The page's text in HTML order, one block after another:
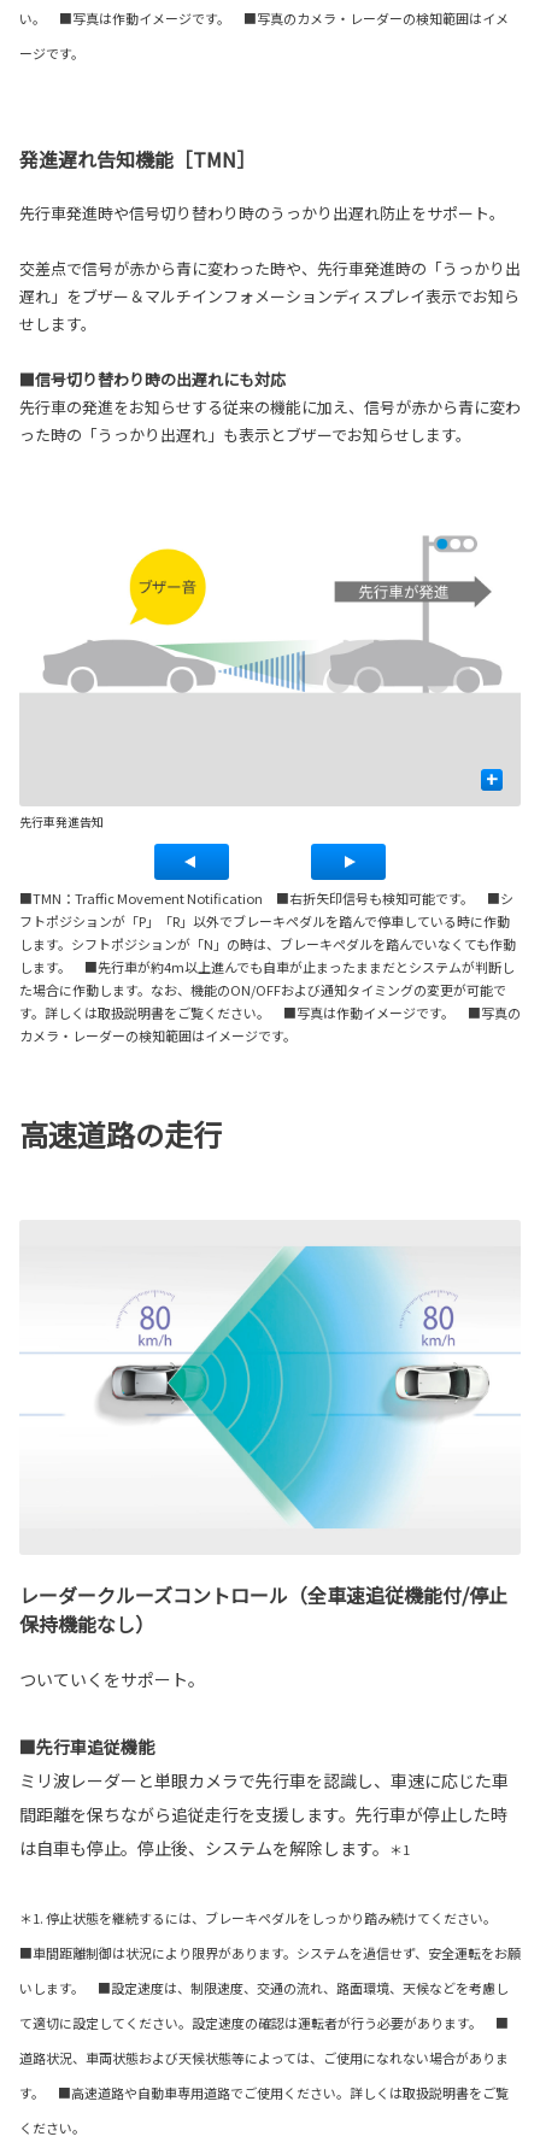
い。 ■写真は作動イメージです。 ■写真のカメラ・レーダーの検知範囲はイメ
ージです。
発進遅れ告知機能［TMN］
先行車発進時や信号切り替わり時のうっかり出遅れ防止をサポート。
交差点で信号が赤から青に変わった時や、先行車発進時の「うっかり出
遅れ」をブザー＆マルチインフォメーションディスプレイ表示でお知ら
せします。
■信号切り替わり時の出遅れにも対応
先行車の発進をお知らせする従来の機能に加え、信号が赤から青に変わ
った時の「うっかり出遅れ」も表示とブザーでお知らせします。
+
先行車発進告知
■TMN：Traffic Movement Notification ■右折矢印信号も検知可能です。 ■シ
フトポジションが「P」「R」以外でブレーキペダルを踏んで停車している時に作動
します。シフトポジションが「N」の時は、ブレーキペダルを踏んでいなくても作動
します。 ■先行車が約4m以上進んでも自車が止まったままだとシステムが判断し
た場合に作動します。なお、機能のON/OFFおよび通知タイミングの変更が可能で
す。詳しくは取扱説明書をご覧ください。 ■写真は作動イメージです。 ■写真の
カメラ・レーダーの検知範囲はイメージです。
高速道路の走行
レーダークルーズコントロール（全車速追従機能付/停止
保持機能なし）
ついていくをサポート。
■先行車追従機能
ミリ波レーダーと単眼カメラで先行車を認識し、車速に応じた車
間距離を保ちながら追従走行を支援します。先行車が停止した時
は自車も停止。停止後、システムを解除します。
＊1
＊1. 停止状態を継続するには、ブレーキペダルをしっかり踏み続けてください。
■車間距離制御は状況により限界があります。システムを過信せず、安全運転をお願
いします。 ■設定速度は、制限速度、交通の流れ、路面環境、天候などを考慮し
て適切に設定してください。設定速度の確認は運転者が行う必要があります。 ■
道路状況、車両状態および天候状態等によっては、ご使用になれない場合がありま
す。 ■高速道路や自動車専用道路でご使用ください。詳しくは取扱説明書をご覧
ください。